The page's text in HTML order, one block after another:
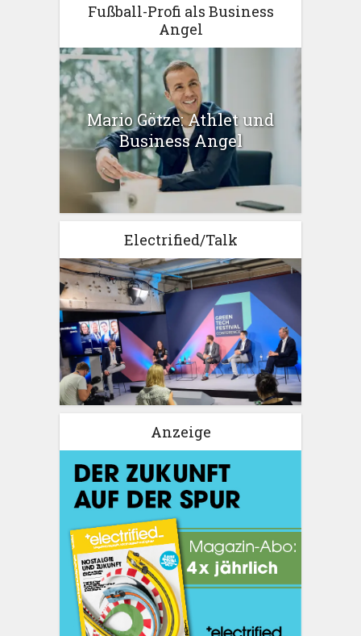
Fußball-Profi als Business
Angel
Mario Götze: Athlet und
Business Angel
Electrified/Talk
Anzeige